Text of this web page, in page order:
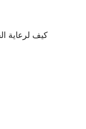
كيف لرعاية